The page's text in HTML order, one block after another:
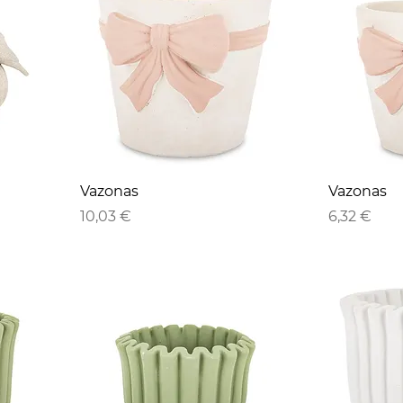
Vazonas
Kaina
10,03 €
Vazonas
Kaina
6,32 €